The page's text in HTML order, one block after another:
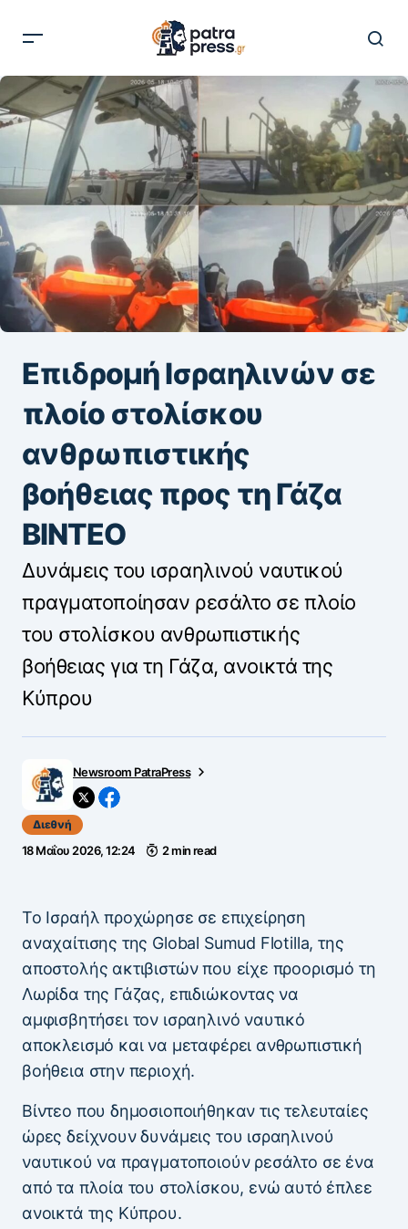
Επιδρομή Ισραηλινών σε
πλοίο στολίσκου
ανθρωπιστικής
βοήθειας προς τη Γάζα
ΒΙΝΤΕΟ
Δυνάμεις του ισραηλινού ναυτικού
πραγματοποίησαν ρεσάλτο σε πλοίο
του στολίσκου ανθρωπιστικής
βοήθειας για τη Γάζα, ανοικτά της
Κύπρου
Newsroom PatraPress
Διεθνή
18 Μαΐου 2026, 12:24 2 min read
Το Ισραήλ προχώρησε σε επιχείρηση
αναχαίτισης της Global Sumud Flotilla, της
αποστολής ακτιβιστών που είχε προορισμό τη
Λωρίδα της Γάζας, επιδιώκοντας να
αμφισβητήσει τον ισραηλινό ναυτικό
αποκλεισμό και να μεταφέρει ανθρωπιστική
βοήθεια στην περιοχή.
Βίντεο που δημοσιοποιήθηκαν τις τελευταίες
ώρες δείχνουν δυνάμεις του ισραηλινού
ναυτικού να πραγματοποιούν ρεσάλτο σε ένα
από τα πλοία του στολίσκου, ενώ αυτό έπλεε
ανοικτά της Κύπρου.